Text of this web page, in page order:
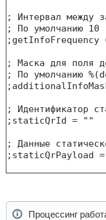
; Интервал между
; По умолчанию 10
;getInfoFrequency
; Маска для поля
; По умолчанию
; Идентификатор
;staticQrId = ""
; Данные
;staticQrPayload
Процессинг